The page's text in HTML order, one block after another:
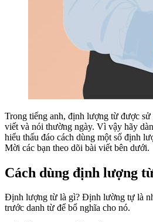
Trong tiếng anh, định lượng từ được
viết và nói thường ngày. Vì vậy hãy
hiểu thấu đáo cách dùng một số định
Mời các bạn theo dõi bài viết bên dưới.
Cách dùng định lượng
Định lượng từ là gì? Định lường tự là
trước danh từ để bổ nghĩa cho nó.